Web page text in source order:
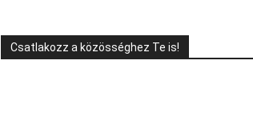
Csatlakozz a közösséghez Te is!